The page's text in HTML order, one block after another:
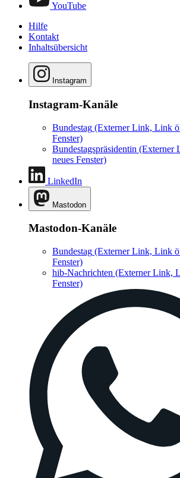
YouTube
Hilfe
Kontakt
Inhaltsübersicht
Instagram
Instagram-Kanäle
Bundestag (Externer Link, Link
Fenster)
Bundestagspräsidentin (Externer
neues Fenster)
LinkedIn
Mastodon
Mastodon-Kanäle
Bundestag (Externer Link, Link
Fenster)
hib-Nachrichten (Externer Link,
Fenster)